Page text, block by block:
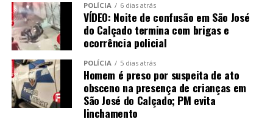
POLÍCIA 6 dias atrás
VÍDEO: Noite de confusão em São José
do Calçado termina com brigas e
ocorrência policial
POLÍCIA 5 dias atrás
Homem é preso por suspeita de ato
obsceno na presença de crianças em
São José do Calçado; PM evita
linchamento